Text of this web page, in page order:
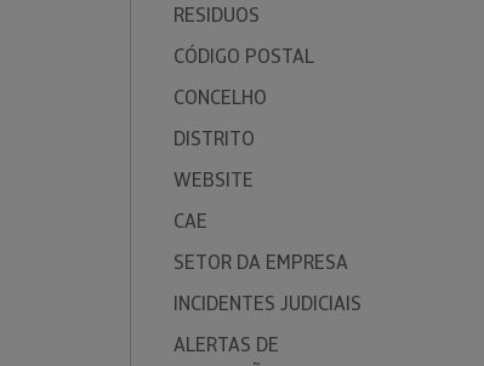
RESIDUOS
CÓDIGO POSTAL
CONCELHO
DISTRITO
WEBSITE
CAE
SETOR DA EMPRESA
INCIDENTES JUDICIAIS
ALERTAS DE